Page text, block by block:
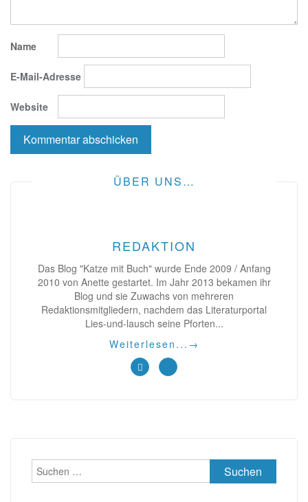
Name
E-Mail-Adresse
Website
ÜBER UNS…
REDAKTION
Das Blog "Katze mit Buch" wurde Ende 2009 / Anfang
2010 von Anette gestartet. Im Jahr 2013 bekamen ihr
Blog und sie Zuwachs von mehreren
Redaktionsmitgliedern, nachdem das Literaturportal
Lies-und-lausch seine Pforten...
Weiterlesen... →
Suchen
nach: